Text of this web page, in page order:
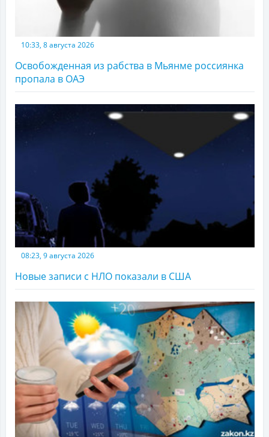
10:33, 8 августа 2026
Освобожденная из рабства в Мьянме россиянка
пропала в ОАЭ
08:23, 9 августа 2026
Новые записи с НЛО показали в США